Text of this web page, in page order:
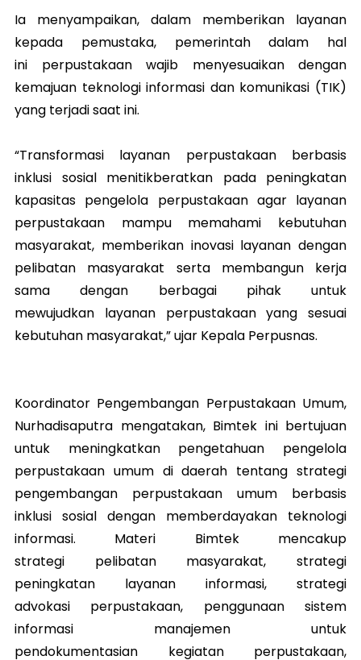
Ia menyampaikan, dalam memberikan layanan
kepada pemustaka, pemerintah dalam hal
ini perpustakaan wajib menyesuaikan dengan
kemajuan teknologi informasi dan komunikasi (TIK)
yang terjadi saat ini.
“Transformasi layanan perpustakaan berbasis
inklusi sosial menitikberatkan pada peningkatan
kapasitas pengelola perpustakaan agar layanan
perpustakaan mampu memahami kebutuhan
masyarakat, memberikan inovasi layanan dengan
pelibatan masyarakat serta membangun kerja
sama dengan berbagai pihak untuk
mewujudkan layanan perpustakaan yang sesuai
kebutuhan masyarakat,” ujar Kepala Perpusnas.
Koordinator Pengembangan Perpustakaan Umum,
Nurhadisaputra mengatakan, Bimtek ini bertujuan
untuk meningkatkan pengetahuan pengelola
perpustakaan umum di daerah tentang strategi
pengembangan perpustakaan umum berbasis
inklusi sosial dengan memberdayakan teknologi
informasi. Materi Bimtek mencakup
strategi pelibatan masyarakat, strategi
peningkatan layanan informasi, strategi
advokasi perpustakaan, penggunaan sistem
informasi manajemen untuk
pendokumentasian kegiatan perpustakaan,